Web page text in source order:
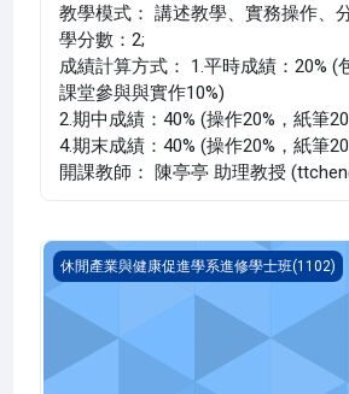
教學模式： 講述教學、實務操作、
學分數：2;
成績計算方式： 1.平時成績：20% (
課堂參與與實作10%)
2.期中成績：40% (操作20%，紙筆
4.期末成績：40% (操作20%，紙筆
開課教師： 陳亭亭 助理教授
運動生理學 二(1102_C1LH020039A)
休閒產業與健康促進學系進修學士班(1102)